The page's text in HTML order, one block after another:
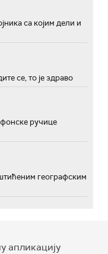
са којим дели и
се, то је здраво
ручице
географским
апликацију